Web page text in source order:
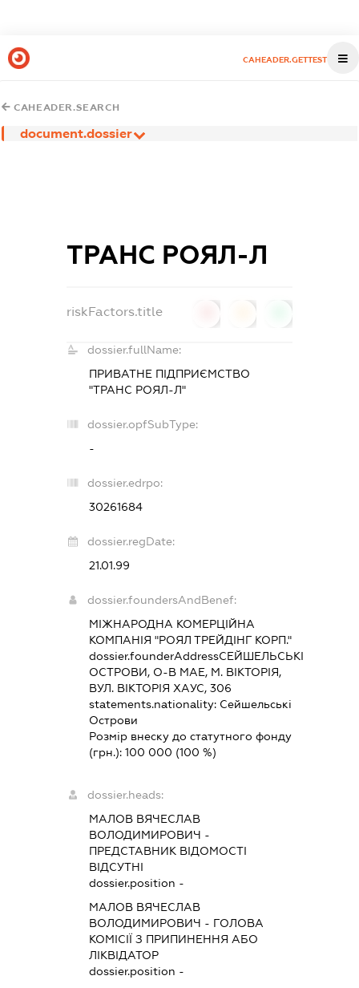
CAHEADER.GETTEST
CAHEADER.SEARCH
document.dossier
ТРАНС РОЯЛ-Л
riskFactors.title
dossier.fullName:
ПРИВАТНЕ ПІДПРИЄМСТВО
"ТРАНС РОЯЛ-Л"
dossier.opfSubType:
-
dossier.edrpo:
30261684
dossier.regDate:
21.01.99
dossier.foundersAndBenef:
МІЖНАРОДНА КОМЕРЦІЙНА
КОМПАНІЯ "РОЯЛ ТРЕЙДІНГ КОРП."
dossier.founderAddressСЕЙШЕЛЬСЬКІ
ОСТРОВИ, О-В МАЕ, М. ВІКТОРІЯ,
ВУЛ. ВІКТОРІЯ ХАУС, 306
statements.nationality: Сейшельські
Острови
Розмір внеску до статутного фонду
(грн.): 100 000 (100 %)
dossier.heads:
МАЛОВ ВЯЧЕСЛАВ
ВОЛОДИМИРОВИЧ -
ПРЕДСТАВНИКВІДОМОСТІ
ВІДСУТНІ
dossier.position -
МАЛОВ ВЯЧЕСЛАВ
ВОЛОДИМИРОВИЧ - ГОЛОВА
КОМІСІЇ З ПРИПИНЕННЯ АБО
ЛІКВІДАТОР
dossier.position -